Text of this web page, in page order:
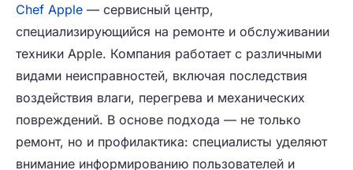
Chef Apple — сервисный центр,
специализирующийся на ремонте и обслуживании
техники Apple. Компания работает с различными
видами неисправностей, включая последствия
воздействия влаги, перегрева и механических
повреждений. В основе подхода — не только
ремонт, но и профилактика: специалисты уделяют
внимание информированию пользователей и